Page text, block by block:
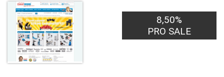
8,50%
PRO SALE